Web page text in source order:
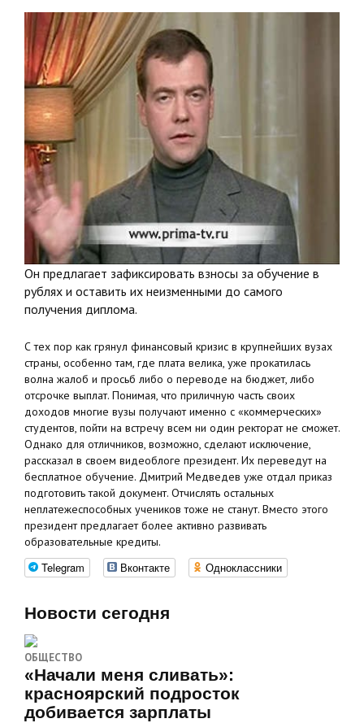
Он предлагает зафиксировать взносы за обучение в
рублях и оставить их неизменными до самого
получения диплома.
С тех пор как грянул финансовый кризис в крупнейших вузах
страны, особенно там, где плата велика, уже прокатилась
волна жалоб и просьб либо о переводе на бюджет, либо
отсрочке выплат. Понимая, что приличную часть своих
доходов многие вузы получают именно с «коммерческих»
студентов, пойти на встречу всем ни один ректорат не сможет.
Однако для отличников, возможно, сделают исключение,
рассказал в своем видеоблоге президент. Их переведут на
бесплатное обучение. Дмитрий Медведев уже отдал приказ
подготовить такой документ. Отчислять остальных
неплатежеспособных учеников тоже не станут. Вместо этого
президент предлагает более активно развивать
образовательные кредиты.
Telegram Вконтакте Одноклассники
Новости сегодня
ОБЩЕСТВО
«Начали меня сливать»:
красноярский подросток
добивается зарплаты